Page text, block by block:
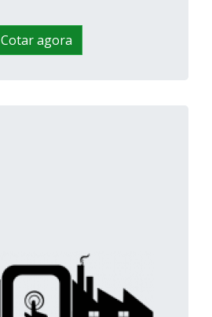
Cotar agora